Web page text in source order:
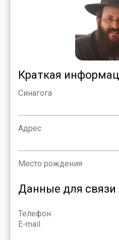
Краткая
Синагога
Адрес
Место рождения
Данные для связи
Телефон
E-mail